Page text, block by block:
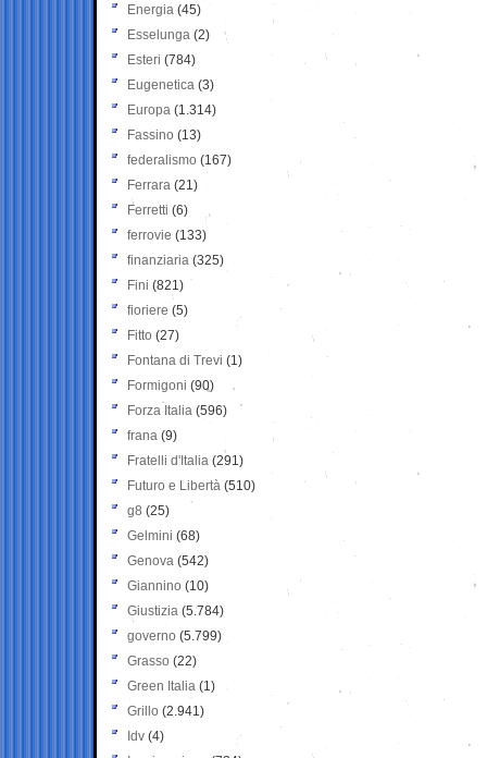
Energia (45)
Esselunga (2)
Esteri (784)
Eugenetica (3)
Europa (1.314)
Fassino (13)
federalismo (167)
Ferrara (21)
Ferretti (6)
ferrovie (133)
finanziaria (325)
Fini (821)
fioriere (5)
Fitto (27)
Fontana di Trevi (1)
Formigoni (90)
Forza Italia (596)
frana (9)
Fratelli d'Italia (291)
Futuro e Libertà (510)
g8 (25)
Gelmini (68)
Genova (542)
Giannino (10)
Giustizia (5.784)
governo (5.799)
Grasso (22)
Green Italia (1)
Grillo (2.941)
Idv (4)